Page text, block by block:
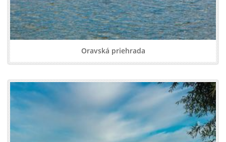
Oravská priehrada